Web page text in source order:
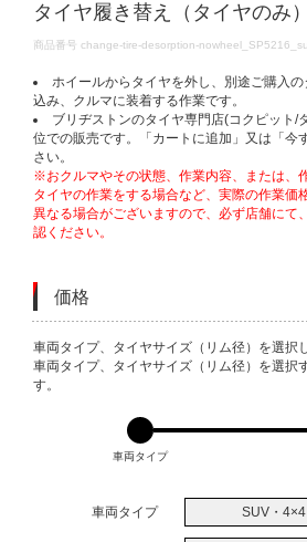
タイヤ履き替え（タイヤのみ
DETAILS
商品番号 change-tire-desorption-
ホイールからタイヤを外し、別途ご購入
込み、クルマに装着する作業です。
ブリヂストンのタイヤ専門店(コクピット/
位での販売です。「カートに追加」又は「今
さい。
※おクルマやその状態、作業内容、または、
タイヤの作業をする場合など、実際の作業価
異なる場合がございますので、必ず店舗にて
認ください。
価格
VARIATIONS
車両タイプ、タイヤサイズ（リム径）を選択
車両タイプ、タイヤサイズ（リム径）を選択
す。
車両タイプ
車両タイプ SUV・4×4